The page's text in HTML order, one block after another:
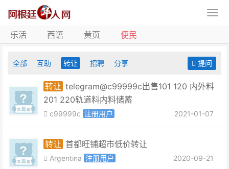
乐活 西语 黄页 便民
全部 互助 转让 招聘 分享 提问
转让 telegram@c99999c出售101 120 内外料
201 220轨道料内料储蓄
c99999c 注册用户 2021-01-07
转让 首都旺铺超市低价转让
Argentina 注册用户 2020-09-21